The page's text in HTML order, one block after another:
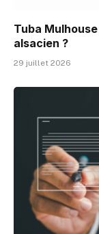
Tuba
alsacien ?
29 juillet 2026